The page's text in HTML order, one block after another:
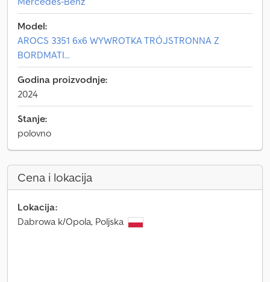
Model:
AROCS 3351 6x6 WYWROTKA TRÓJSTRONNA Z
BORDMATI...
Godina proizvodnje:
2024
Stanje:
polovno
Cena i lokacija
Lokacija:
Dabrowa k/Opola, Poljska